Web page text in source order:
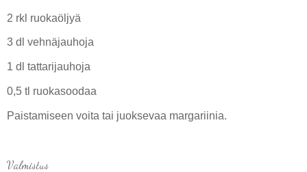
2 rkl ruokaöljyä
3 dl vehnäjauhoja
1 dl tattarijauhoja
0,5 tl ruokasoodaa
Paistamiseen voita tai juoksevaa margariinia.
Valmistus